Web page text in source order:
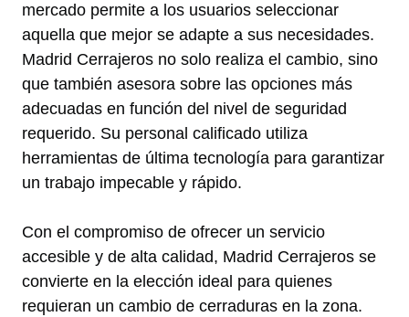
mercado permite a los usuarios seleccionar
aquella que mejor se adapte a sus necesidades.
Madrid Cerrajeros no solo realiza el cambio, sino
que también asesora sobre las opciones más
adecuadas en función del nivel de seguridad
requerido. Su personal calificado utiliza
herramientas de última tecnología para garantizar
un trabajo impecable y rápido.
Con el compromiso de ofrecer un servicio
accesible y de alta calidad, Madrid Cerrajeros se
convierte en la elección ideal para quienes
requieran un cambio de cerraduras en la zona.